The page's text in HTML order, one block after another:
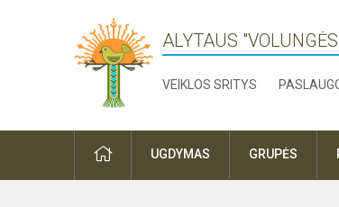
ALYTAUS
VEIKLOS SRITYS
PRADŽIAUGDYMAS GRUPĖS